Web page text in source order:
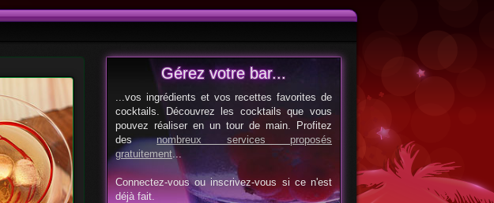
Gérez votre bar...
...vos ingrédients et vos recettes favorites de
cocktails. Découvrez les cocktails que vous
pouvez réaliser en un tour de main. Profitez
desnombreux services proposés
gratuitement...
Connectez-vous ou inscrivez-vous si ce n'est
déjà fait.